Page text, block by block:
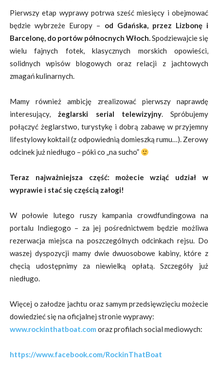
Pierwszy etap wyprawy potrwa sześć miesięcy i obejmować
będzie wybrzeże Europy – od Gdańska, przez Lizbonę i
Barcelonę, do portów północnych Włoch.Spodziewajcie się
wielu fajnych fotek, klasycznych morskich opowieści,
solidnych wpisów blogowych oraz relacji z jachtowych
zmagań kulinarnych.
Mamy również ambicję zrealizować pierwszy naprawdę
interesujący,żeglarski serial telewizyjny. Spróbujemy
połączyć żeglarstwo, turystykę i dobrą zabawę w przyjemny
lifestylowy koktail (z odpowiednią domieszką rumu…). Zerowy
odcinek już niedługo – póki co „na sucho”
Teraz najważniejsza część: możecie wziąć udział w
wyprawie i stać się częścią załogi!
W połowie lutego ruszy kampania crowdfundingowa na
portalu Indiegogo – za jej pośrednictwem będzie możliwa
rezerwacja miejsca na poszczególnych odcinkach rejsu. Do
waszej dyspozycji mamy dwie dwuosobowe kabiny, które z
chęcią udostępnimy za niewielką opłatą. Szczegóły już
niedługo.
Więcej o załodze jachtu oraz samym przedsięwzięciu możecie
dowiedzieć się na oficjalnej stronie wyprawy:
www.rockinthatboat.com oraz profilach social mediowych:
https://www.facebook.com/RockinThatBoat